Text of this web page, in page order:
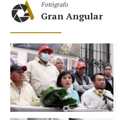
Fotógrafo
Gran Angular